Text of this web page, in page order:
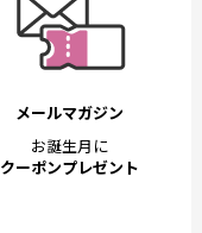
メールマガジン
お誕生月に
クーポンプレゼント